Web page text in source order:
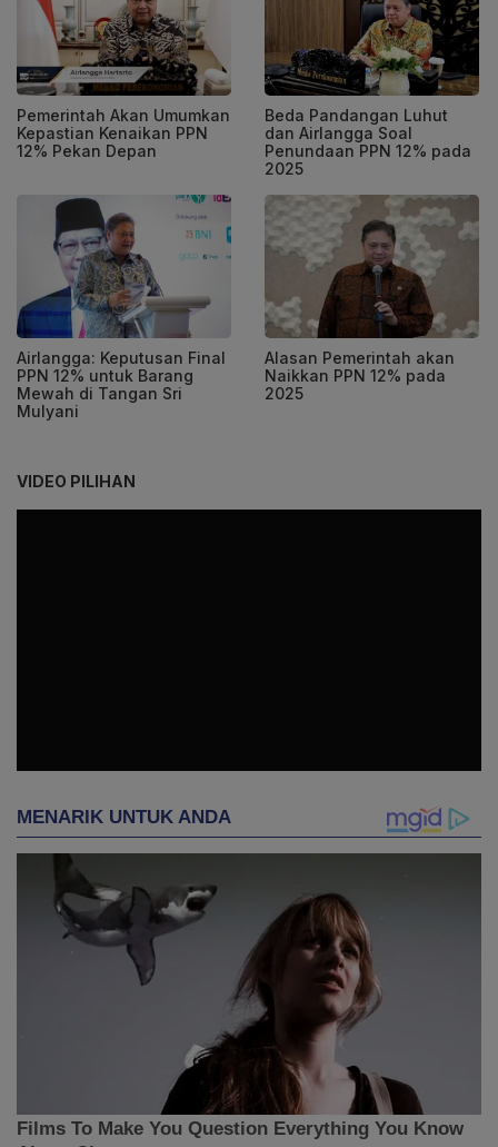
Pemerintah Akan Umumkan
Kepastian Kenaikan PPN
12% Pekan Depan
Beda Pandangan Luhut
dan Airlangga Soal
Penundaan PPN 12% pada
2025
Airlangga: Keputusan Final
PPN 12% untuk Barang
Mewah di Tangan Sri
Mulyani
Alasan Pemerintah akan
Naikkan PPN 12% pada
2025
VIDEO PILIHAN